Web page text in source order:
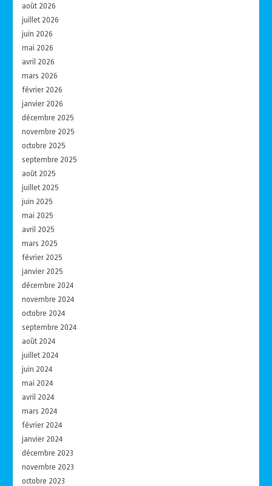
août 2026
juillet 2026
juin 2026
mai 2026
avril 2026
mars 2026
février 2026
janvier 2026
décembre 2025
novembre 2025
octobre 2025
septembre 2025
août 2025
juillet 2025
juin 2025
mai 2025
avril 2025
mars 2025
février 2025
janvier 2025
décembre 2024
novembre 2024
octobre 2024
septembre 2024
août 2024
juillet 2024
juin 2024
mai 2024
avril 2024
mars 2024
février 2024
janvier 2024
décembre 2023
novembre 2023
octobre 2023